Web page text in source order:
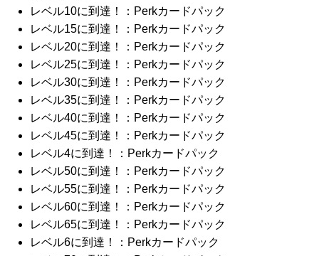
レベル10に到達！：Perkカードパック
レベル15に到達！：Perkカードパック
レベル20に到達！：Perkカードパック
レベル25に到達！：Perkカードパック
レベル30に到達！：Perkカードパック
レベル35に到達！：Perkカードパック
レベル40に到達！：Perkカードパック
レベル45に到達！：Perkカードパック
レベル4に到達！：Perkカードパック
レベル50に到達！：Perkカードパック
レベル55に到達！：Perkカードパック
レベル60に到達！：Perkカードパック
レベル65に到達！：Perkカードパック
レベル6に到達！：Perkカードパック